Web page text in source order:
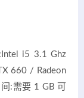
i5 3.1 Ghz
660 / Radeon
:需要 1 GB 可